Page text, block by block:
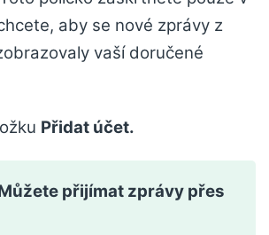
aby se nové zprávy z
vaší doručené
Přidat účet.
přijímat zprávy přes